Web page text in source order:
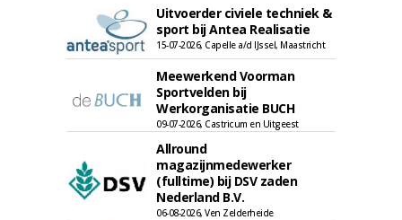
Uitvoerder civiele techniek &
sport bij Antea Realisatie
15-07-2026, Capelle a/d IJssel, Maastricht
Meewerkend Voorman
Sportvelden bij
Werkorganisatie BUCH
09-07-2026, Castricum en Uitgeest
Allround
magazijnmedewerker
(fulltime) bij DSV zaden
Nederland B.V.
06-08-2026, Ven Zelderheide